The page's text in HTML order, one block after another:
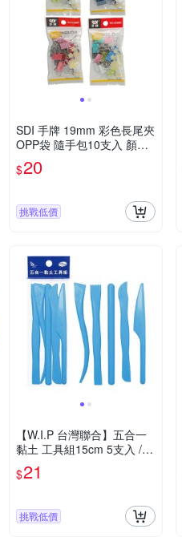
SDI 手牌 19mm 彩色長尾夾
OPP袋 隨手包10支入 顏色
隨機 / 袋 0246D
$20
挑戰低價
【W.I.P 台灣聯合】五合一
黏土 工具組15cm 5支入 /
組 NO.P1605
$21
挑戰低價